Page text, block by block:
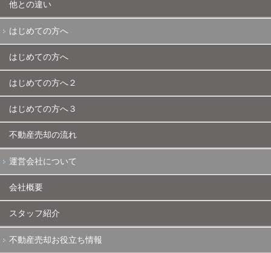
他との違い
はじめての方へ
はじめての方へ
はじめての方へ２
はじめての方へ３
不動産売却の流れ
運営会社について
会社概要
スタッフ紹介
不動産売却お役立ち情報